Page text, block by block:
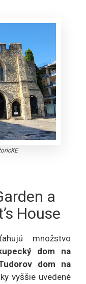
a
House
množstvo
dom na
dom na
vyššie uvedené